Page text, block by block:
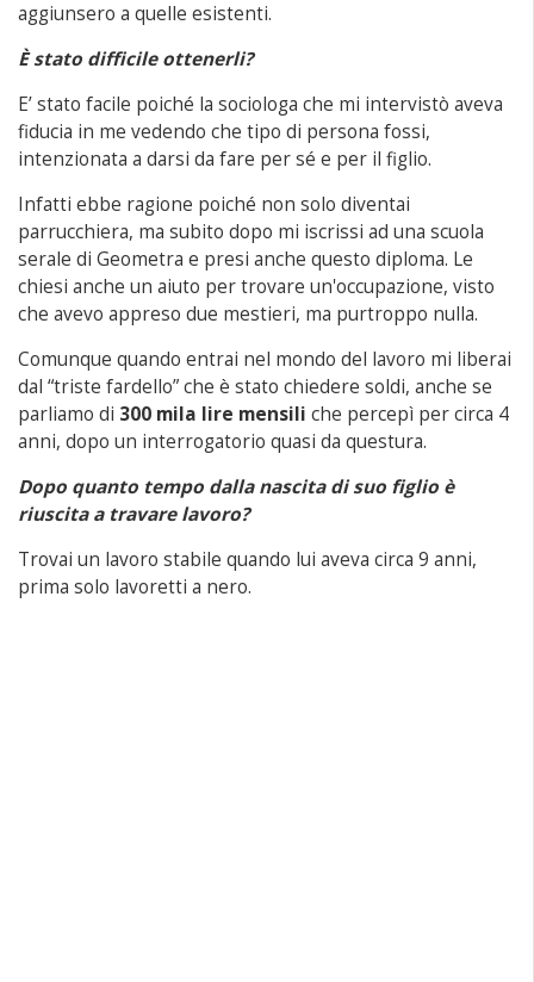
aggiunsero a quelle esistenti.
È stato difficile ottenerli?
E’ stato facile poiché la sociologa che mi intervistò aveva
fiducia in me vedendo che tipo di persona fossi,
intenzionata a darsi da fare per sé e per il figlio.
Infatti ebbe ragione poiché non solo diventai
parrucchiera, ma subito dopo mi iscrissi ad una scuola
serale di Geometra e presi anche questo diploma. Le
chiesi anche un aiuto per trovare un'occupazione, visto
che avevo appreso due mestieri, ma purtroppo nulla.
Comunque quando entrai nel mondo del lavoro mi liberai
dal “triste fardello” che è stato chiedere soldi, anche se
parliamo di 300 mila lire mensili che percepì per circa 4
anni, dopo un interrogatorio quasi da questura.
Dopo quanto tempo dalla nascita di suo figlio è
riuscita a travare lavoro?
Trovai un lavoro stabile quando lui aveva circa 9 anni,
prima solo lavoretti a nero.